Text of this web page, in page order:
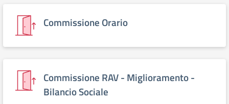
Commissione Orario
Commissione RAV - Miglioramento -
Bilancio Sociale